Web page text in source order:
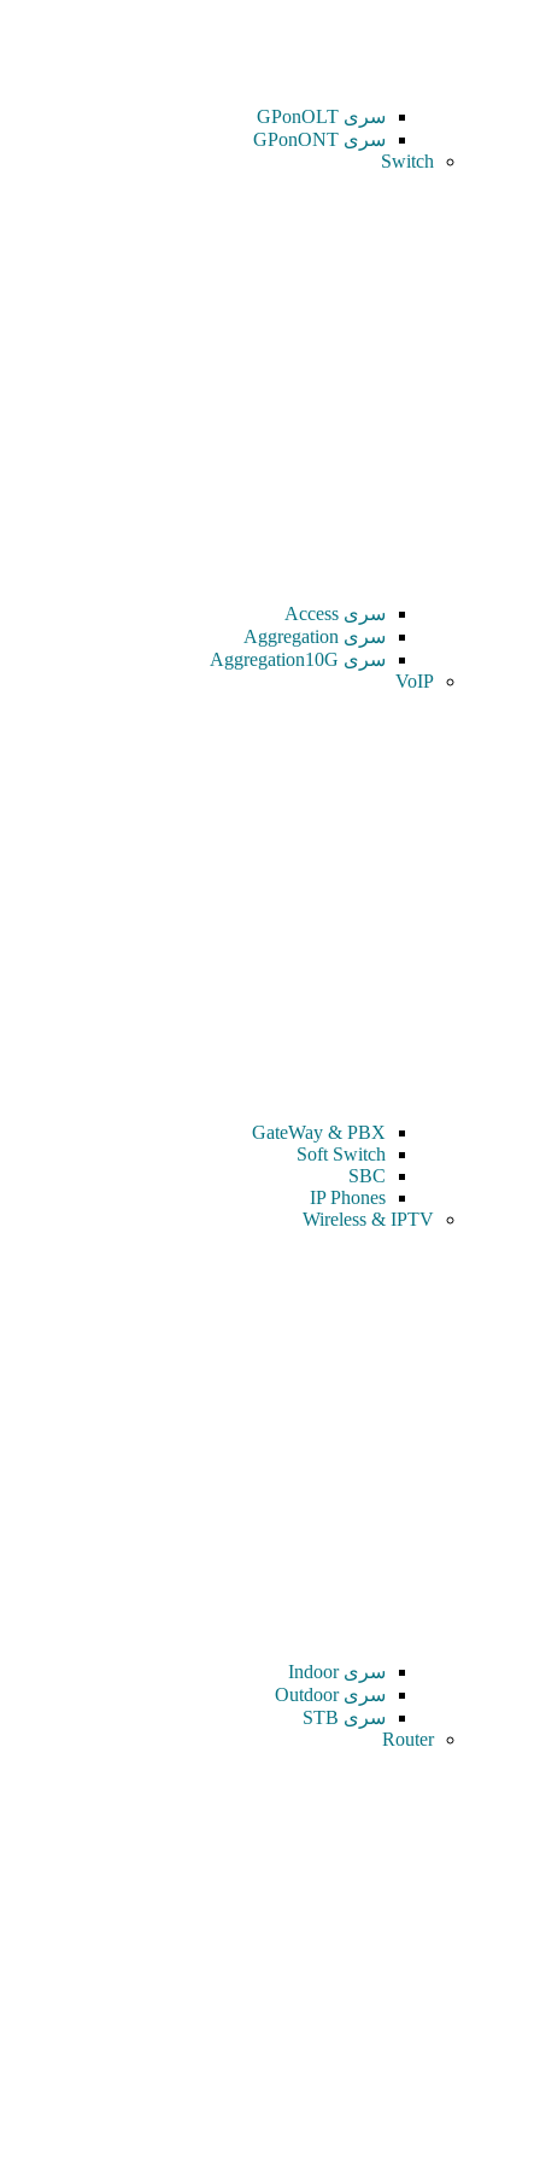
سری GPonOLT
سری GPonONT
Switch
سری Access
سری Aggregation
سری Aggregation10G
VoIP
GateWay & PBX
Soft Switch
SBC
IP Phones
Wireless & IPTV
سری Indoor
سری Outdoor
سری STB
Router